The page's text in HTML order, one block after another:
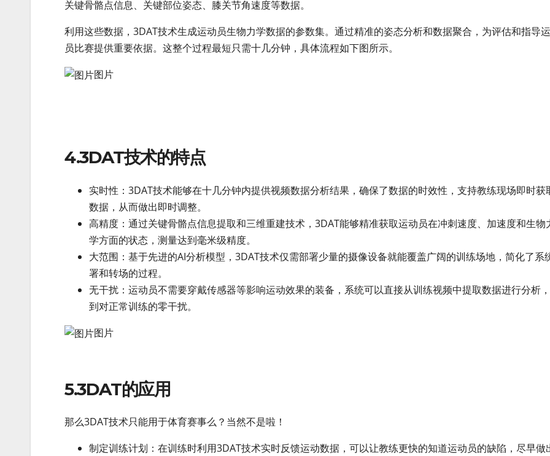
关键骨骼点信息、关键部位姿态、膝关节角速度等数据。
利用这些数据，3DAT技术生成运动员生物力学数据的参数集。通过精准的姿态分析和数据聚合，为评估和指导
员比赛提供重要依据。这整个过程最短只需十几分钟，具体流程如下图所示。
图片
4.3DAT技术的特点
实时性：3DAT技术能够在十几分钟内提供视频数据分析结果，确保了数据的时效性，支持教练现场即时获
数据，从而做出即时调整。
高精度：通过关键骨骼点信息提取和三维重建技术，3DAT能够精准获取运动员在冲刺速度、加速度和生物
学方面的状态，测量达到毫米级精度。
大范围：基于先进的AI分析模型，3DAT技术仅需部署少量的摄像设备就能覆盖广阔的训练场地，简化了系
署和转场的过程。
无干扰：运动员不需要穿戴传感器等影响运动效果的装备，系统可以直接从训练视频中提取数据进行分析
到对正常训练的零干扰。
图片
5.3DAT的应用
那么3DAT技术只能用于体育赛事么？当然不是啦！
制定训练计划：在训练时利用3DAT技术实时反馈运动数据，可以让教练更快的知道运动员的缺陷，尽早做